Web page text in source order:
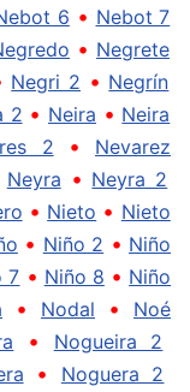
6 • Nebot 7
• Negrete
Negri 2 • Negrín
2 • Neira • Neira
2 • Nevarez
Neyra • Neyra 2
• Nieto • Nieto
• Niño 2 • Niño
7 • Niño 8 • Niño
• Nodal • Noé
• Nogueira 2
• Noguera 2